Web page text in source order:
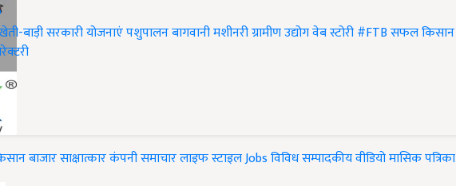
बाड़ीसरकारी योजनाएंपशुपालनबागवानीमशीनरीग्रामीण उद्योगवेब स्टोरी#FTBसफल किसान
बाजारसाक्षात्कारकंपनी समाचारलाइफ स्टाइलJobsविविधसम्पादकीयवीडियोमासिक पत्रिका